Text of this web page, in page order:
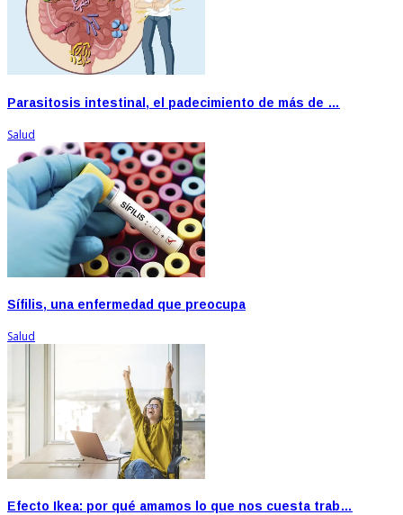
Parasitosis intestinal, el padecimiento de más de …
Salud
Sífilis, una enfermedad que preocupa
Salud
Efecto Ikea: por qué amamos lo que nos cuesta trab…